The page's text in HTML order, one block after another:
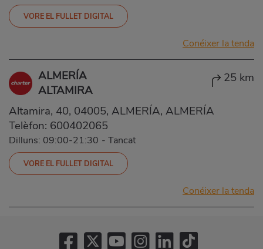
VORE EL FULLET DIGITAL
Conéixer la tenda
ALMERÍA
ALTAMIRA
25 km
Altamira, 40, 04005, ALMERÍA, ALMERÍA
Telèfon: 600402065
Dilluns: 09:00-21:30 - Tancat
VORE EL FULLET DIGITAL
Conéixer la tenda